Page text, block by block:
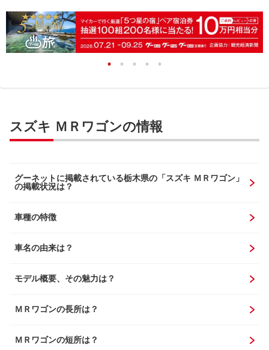
スズキ ＭＲワゴンの情報
グーネットに掲載されている栃木県の「スズキ ＭＲワゴン」
の掲載状況は？
車種の特徴
車名の由来は？
モデル概要、その魅力は？
ＭＲワゴンの長所は？
ＭＲワゴンの短所は？